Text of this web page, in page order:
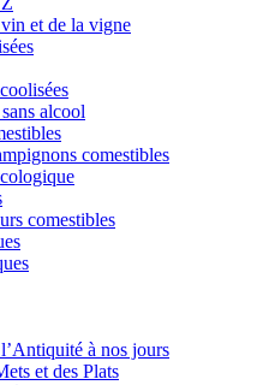
et de la vigne
alcool
comestibles
comestibles
à nos jours
et des Plats